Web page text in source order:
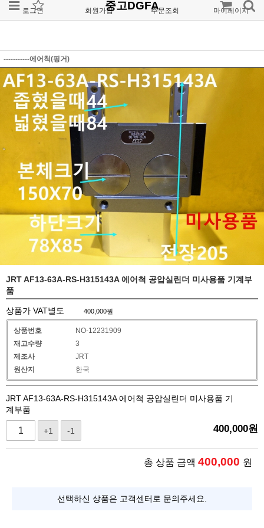
로그인 회원가입 주문조회 마이페이지
중고DGFA
-----------에어척(핑거)
JRT AF13-63A-RS-H315143A 에어척 공압실린더 미사용품 기계부
품
상품가 VAT별도 400,000원
상품번호
NO-12231909
재고수량
3
제조사
JRT
원산지
한국
JRT AF13-63A-RS-H315143A 에어척 공압실린더 미사용품 기
계부품
+1 -1 400,000원
총 상품 금액 400,000 원
선택하신 상품은 고객센터로 문의주세요.